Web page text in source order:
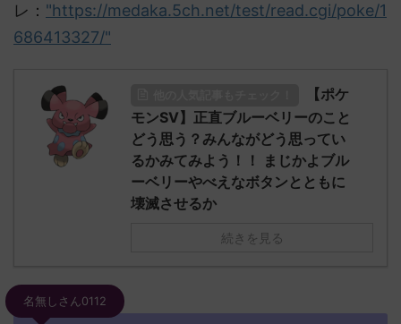
レ： "https://medaka.5ch.net/test/read.cgi/poke/1
686413327/"
【ポケ
モンSV】正直ブルーベリーのこと
どう思う？みんながどう思ってい
るかみてみよう！！ まじかよブル
ーベリーやべえなボタンとともに
壊滅させるか
続きを見る
名無しさん0112